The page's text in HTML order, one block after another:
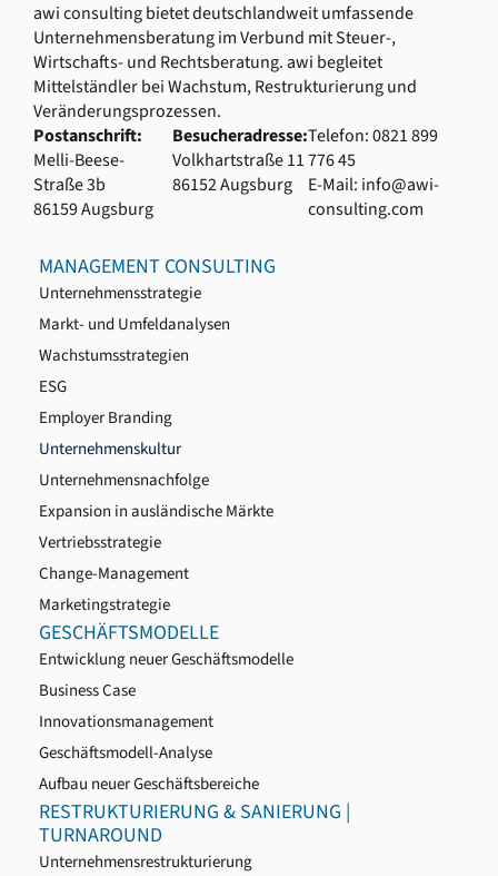
awi consulting bietet deutschlandweit umfassende
Unternehmensberatung im Verbund mit Steuer-,
Wirtschafts- und Rechtsberatung. awi begleitet
Mittelständler bei Wachstum, Restrukturierung und
Veränderungsprozessen.
Postanschrift:
Melli-Beese-
Straße 3b
86159 Augsburg
Besucheradresse:
Volkhartstraße 11
86152 Augsburg
Telefon: 0821 899
776 45
E-Mail: info@awi-
consulting.com
MANAGEMENT CONSULTING
Unternehmensstrategie
Markt- und Umfeldanalysen
Wachstumsstrategien
ESG
Employer Branding
Unternehmenskultur
Unternehmensnachfolge
Expansion in ausländische Märkte
Vertriebsstrategie
Change-Management
Marketingstrategie
GESCHÄFTSMODELLE
Entwicklung neuer Geschäftsmodelle
Business Case
Innovationsmanagement
Geschäftsmodell-Analyse
Aufbau neuer Geschäftsbereiche
RESTRUKTURIERUNG & SANIERUNG |
TURNAROUND
Unternehmensrestrukturierung